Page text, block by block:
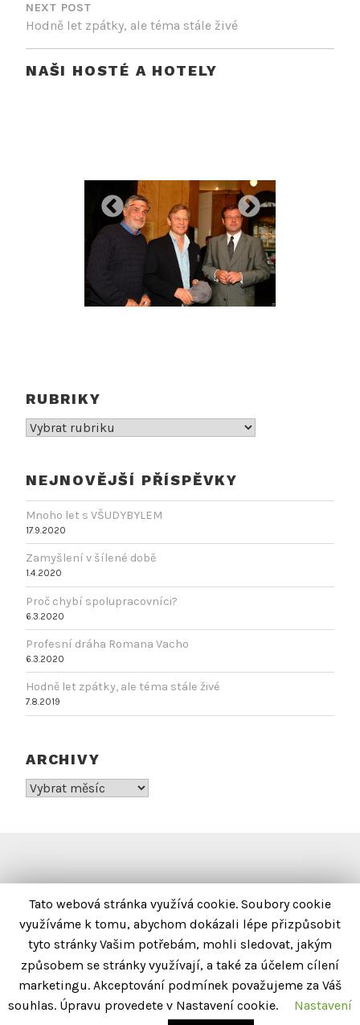
NEXT POST
Hodně let zpátky, ale téma stále živé
NAŠI HOSTÉ A HOTELY
RUBRIKY
Rubriky
NEJNOVĚJŠÍ PŘÍSPĚVKY
Mnoho let s VŠUDYBYLEM
17.9.2020
Zamyšlení v šílené době
1.4.2020
Proč chybí spolupracovníci?
6.3.2020
Profesní dráha Romana Vacho
6.3.2020
Hodně let zpátky, ale téma stále živé
7.8.2019
ARCHIVY
Archivy
KONTAKTY
IMPRESUM
OZNÁMENÍ O OCHRANĚ OSOBNÍCH ÚDAJŮ
Tato webová stránka využívá cookie. Soubory cookie
využíváme k tomu, abychom dokázali lépe přizpůsobit
tyto stránky Vašim potřebám, mohli sledovat, jakým
způsobem se stránky využívají, a také za účelem cílení
marketingu. Akceptování podmínek považujeme za Váš
souhlas. Úpravu provedete v Nastavení cookie.
Nastavení